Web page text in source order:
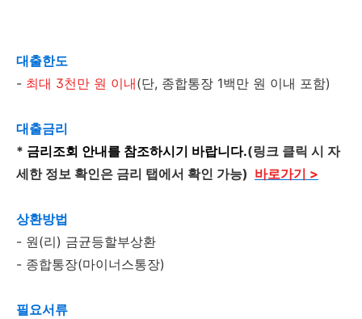
대출한도
- 최대 3천만 원 이내(단, 종합통장 1백만 원 이내 포함)
대출금리
* 금리조회 안내를 참조하시기 바랍니다.(링크 클릭 시 자
세한 정보 확인은 금리 탭에서 확인 가능) 바로가기 >
상환방법
- 원(리) 금균등할부상환
- 종합통장(마이너스통장)
필요서류